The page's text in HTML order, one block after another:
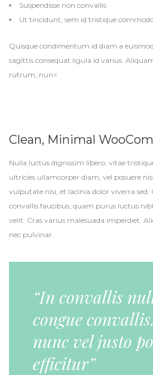
Suspendisse non convallis
Ut tincidunt, sem id tristique
Quisque condimentum id diam a
sagittis consequat ligula id varius.
rutrum, nun=
Clean, Minimal
Nulla luctus dignissim libero, vitae
ultricies ullamcorper diam, vel posuere
vulputate nisi, et lacinia dolor viverra
convallis faucibus, quam purus luctus
velit. Cras varius malesuada imperdiet.
nec pulvinar.
“In convallis
congue
nunc vel justo
efficitur”